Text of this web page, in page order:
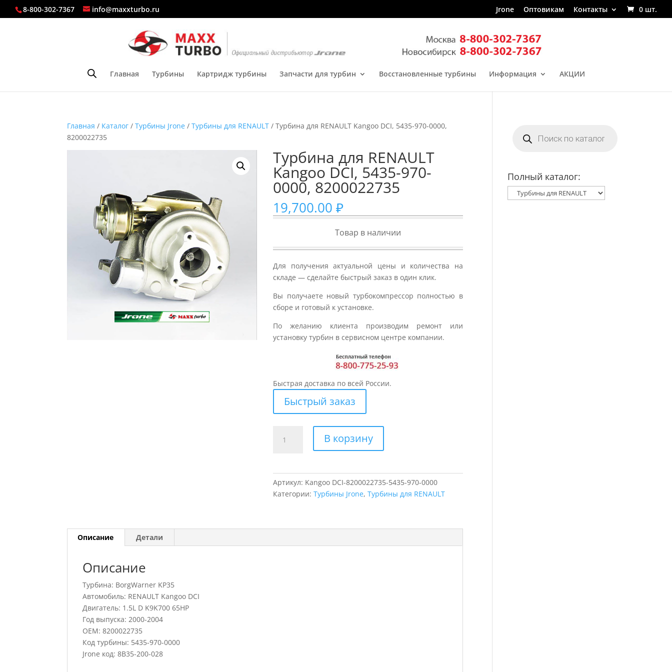
8-800-302-7367 info@maxxturbo.ru Jrone Оптовикам Контакты 0 шт.
Главная Турбины Картридж турбины Запчасти для турбин Восстановленные турбины Информация АКЦИИ
Главная / Каталог /Турбины Jrone /Турбины для RENAULT / Турбина для RENAULT Kangoo DCI, 5435-970-0000,
8200022735
Турбина для RENAULT
Kangoo DCI, 5435-970-
0000, 8200022735
19,700.00₽
Товар в наличии
Для получения актуальной цены и количества на
складе — сделайте быстрый заказ в один клик.
Вы получаете новый турбокомпрессор полностью в
сборе и готовый к установке.
По желанию клиента производим ремонт или
установку турбин в сервисном центре компании.
Быстрая доставка по всей России.
Быстрый заказ
товара
Kangoo
8200022735
В корзину
Артикул: Kangoo DCI-8200022735-5435-970-0000
Категории:Турбины Jrone,Турбины для RENAULT
Описание Детали
Описание
Турбина: BorgWarner KP35
Автомобиль: RENAULT Kangoo DCI
Двигатель: 1.5L D K9K700 65HP
Год выпуска: 2000-2004
OEM: 8200022735
Код турбины: 5435-970-0000
Jrone код: 8B35-200-028
товаров
Полный каталог: